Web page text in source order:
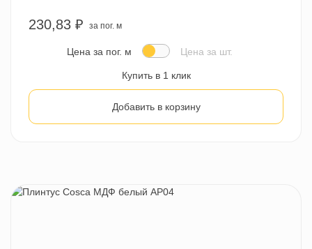
230,83 ₽ за пог. м
Цена за пог. м Цена за шт.
Купить в 1 клик
Добавить в корзину